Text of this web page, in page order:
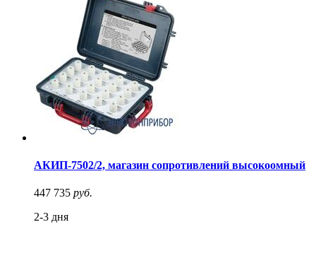
АКИП-7502/2, магазин сопротивлений высокоомный
447 735 руб.
2-3 дня